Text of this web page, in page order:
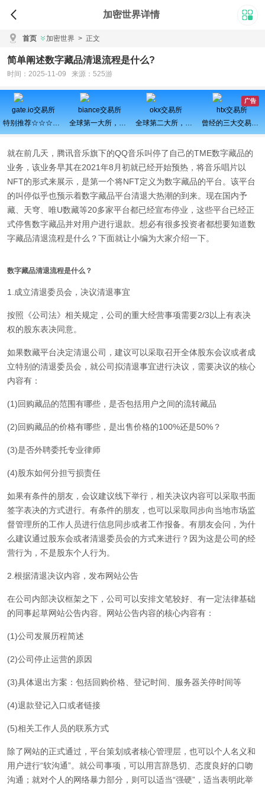
加密世界详情
首页 加密世界 > 正文
简单阐述数字藏品清退流程是什么?
时间：2025-11-09 来源：525游
广告
gate.io交易所
特别推荐☆☆☆百倍币之王
biance交易所
全球第一大所，新用户注册可得100USDT奖励
okx交易所
全球第二大所，新用户拆盲盒100%中奖，最高价值60000元
htx交易所
曾经的三大交易所之一、近期空投活动较多，力争重回巅峰
就在前几天，腾讯音乐旗下的QQ音乐叫停了自己的TME数字藏品的
业务，该业务早其在2021年8月初就已经开始预热，将音乐唱片以
NFT的形式来展示，是第一个将NFT定义为数字藏品的平台。该平台
的叫停似乎也预示着数字藏品平台清退大热潮的到来。现在国内予
藏、天穹、唯U数藏等20多家平台都已经宣布停业，这些平台已经正
式停售数字藏品并对用户进行退款。想必有很多投资者都想要知道数
字藏品清退流程是什么？下面就让小编为大家介绍一下。
数字藏品清退流程是什么？
1.成立清退委员会，决议清退事宜
按照《公司法》相关规定，公司的重大经营事项需要2/3以上有表决
权的股东表决同意。
如果数藏平台决定清退公司，建议可以采取召开全体股东会议或者成
立特别的清退委员会，就公司拟清退事宜进行决议，需要决议的核心
内容有：
(1)回购藏品的范围有哪些，是否包括用户之间的流转藏品
(2)回购藏品的价格有哪些，是出售价格的100%还是50%？
(3)是否外聘委托专业律师
(4)股东如何分担亏损责任
如果有条件的朋友，会议建议线下举行，相关决议内容可以采取书面
签字表决的方式进行。有条件的朋友，也可以采取同步向当地市场监
督管理所的工作人员进行信息同步或者工作报备。有朋友会问，为什
么建议通过股东会或者清退委员会的方式来进行？因为这是公司的经
营行为，不是股东个人行为。
2.根据清退决议内容，发布网站公告
在公司内部决议框架之下，公司可以安排文笔较好、有一定法律基础
的同事起草网站公告内容。网站公告内容的核心内容有：
(1)公司发展历程简述
(2)公司停止运营的原因
(3)具体退出方案：包括回购价格、登记时间、服务器关停时间等
(4)退款登记入口或者链接
(5)相关工作人员的联系方式
除了网站的正式通过，平台策划或者核心管理层，也可以个人名义和
用户进行“软沟通”。就公司事项，可以用言辞恳切、态度良好的口吻
沟通；就对个人的网络暴力部分，则可以适当“强硬”，适当表明此举